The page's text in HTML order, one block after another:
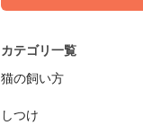
カテゴリ一覧
猫の飼い方
しつけ